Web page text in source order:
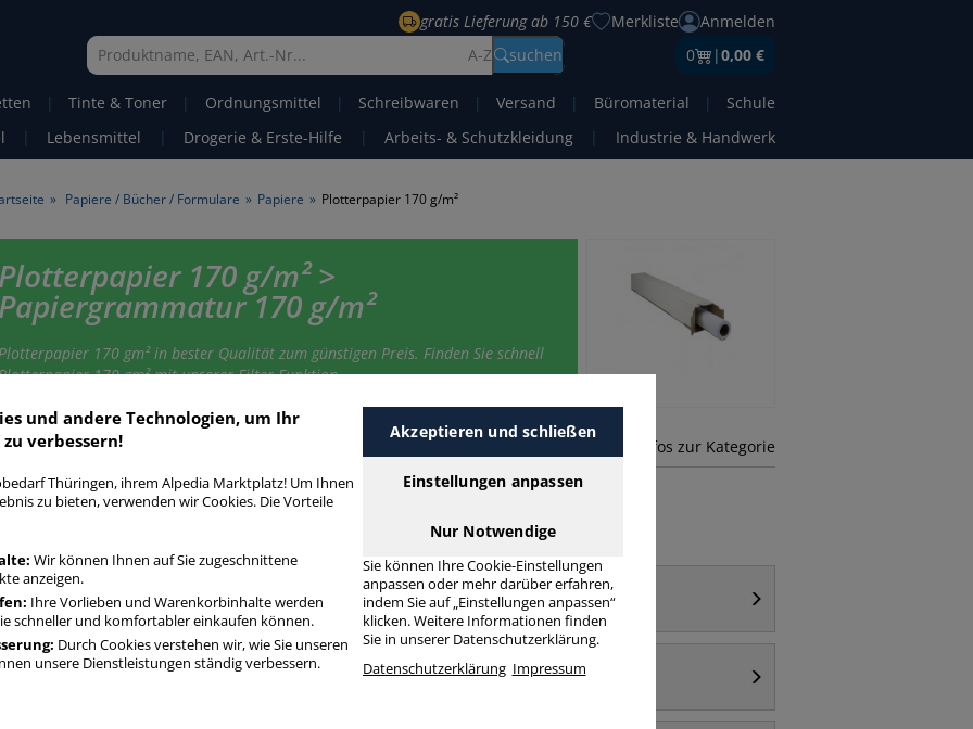
gratis Lieferung ab 150 € Merkliste
Anmelden
A-Z
suchen 0 |0,00 €
| Tinte & Toner | Ordnungsmittel | Schreibwaren | Versand | Büromaterial |
Schule
| Lebensmittel | Drogerie & Erste-Hilfe | Arbeits- & Schutzkleidung | Industrie & Handwerk
» Papiere / Bücher / Formulare » Papiere » Plotterpapier 170 g/m²
Plotterpapier 170 g/m² >
Papiergrammatur 170 g/m²
Plotterpapier 170 gm² in bester Qualität zum günstigen Preis. Finden Sie schnell
170 gm² mit unserer Filter-Funktion.
170 g/m² mehr Infos zur Kategorie
Häufig gesucht
841mm
Plotterpapier
297mm
Plotterpapier
Plotterpapier
und andere Technologien, um Ihr
verbessern!
Thüringen, ihrem Alpedia Marktplatz! Um Ihnen
zu bieten, verwenden wir Cookies. Die Vorteile
Wir können Ihnen auf Sie zugeschnittene
anzeigen.
Ihre Vorlieben und Warenkorbinhalte werden
schneller und komfortabler einkaufen können.
Durch Cookies verstehen wir, wie Sie unseren
unsere Dienstleistungen ständig verbessern.
Akzeptieren und schließen
Einstellungen anpassen
Nur Notwendige
Sie können Ihre Cookie-Einstellungen
anpassen oder mehr darüber erfahren,
indem Sie auf „Einstellungen anpassen“
klicken. Weitere Informationen finden
Sie in unserer Datenschutzerklärung.
Datenschutzerklärung Impressum